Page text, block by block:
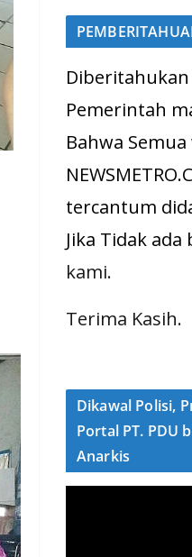
Pemerintah
Bahwa
tercantum
Jika Tidak
kami.
Terima Kasih.
Dikawal Polisi,
Portal PT. PDU
Anarkis